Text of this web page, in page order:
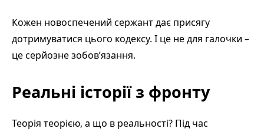
Кожен новоспечений сержант дає присягу
дотримуватися цього кодексу. І це не для галочки –
це серйозне зобов’язання.
Реальні історії з фронту
Теорія теорією, а що в реальності? Під час